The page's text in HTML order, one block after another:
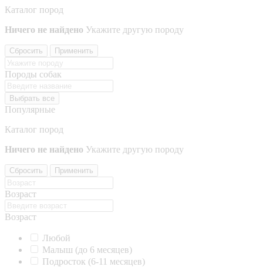
Каталог пород
Ничего не найдено Укажите другую породу
Сбросить Применить
Породы собак
Выбрать все
Популярные
Каталог пород
Ничего не найдено Укажите другую породу
Сбросить Применить
Возраст
Возраст
Любой
Малыш (до 6 месяцев)
Подросток (6-11 месяцев)